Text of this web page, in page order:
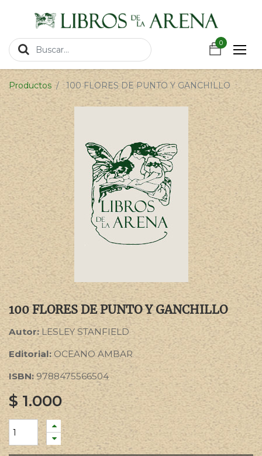
0
0
Productos 100 FLORES DE PUNTO Y GANCHILLO
100 FLORES DE PUNTO Y GANCHILLO
Autor: LESLEY STANFIELD
Editorial: OCEANO AMBAR
ISBN: 9788475566504
$1.000